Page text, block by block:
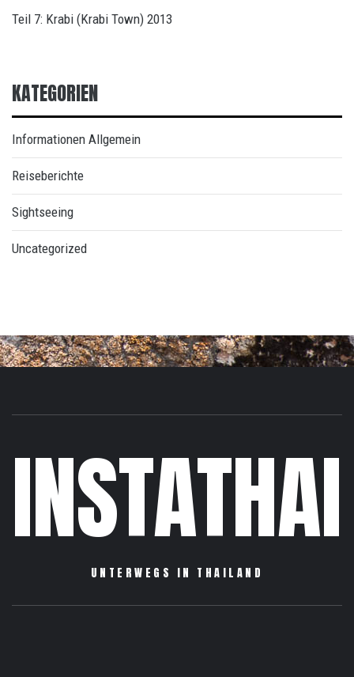
Teil 7: Krabi (Krabi Town) 2013
KATEGORIEN
Informationen Allgemein
Reiseberichte
Sightseeing
Uncategorized
INSTATHAI
UNTERWEGS IN THAILAND